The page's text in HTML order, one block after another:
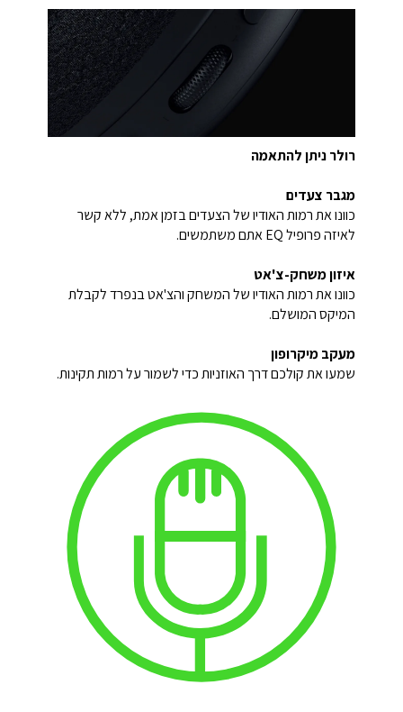
רולר ניתן להתאמה
מגבר צעדים
כוונו את רמות האודיו של הצעדים בזמן אמת, ללא קשר
לאיזה פרופיל EQ אתם משתמשים.
איזון משחק-צ'אט
כוונו את רמות האודיו של המשחק והצ'אט בנפרד לקבלת
המיקס המושלם.
מעקב מיקרופון
שמעו את קולכם דרך האוזניות כדי לשמור על רמות תקינות.